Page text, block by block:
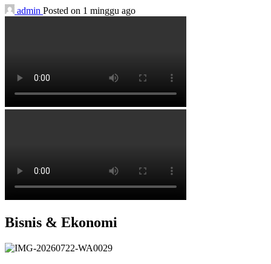
admin Posted on 1 minggu ago
Bisnis & Ekonomi